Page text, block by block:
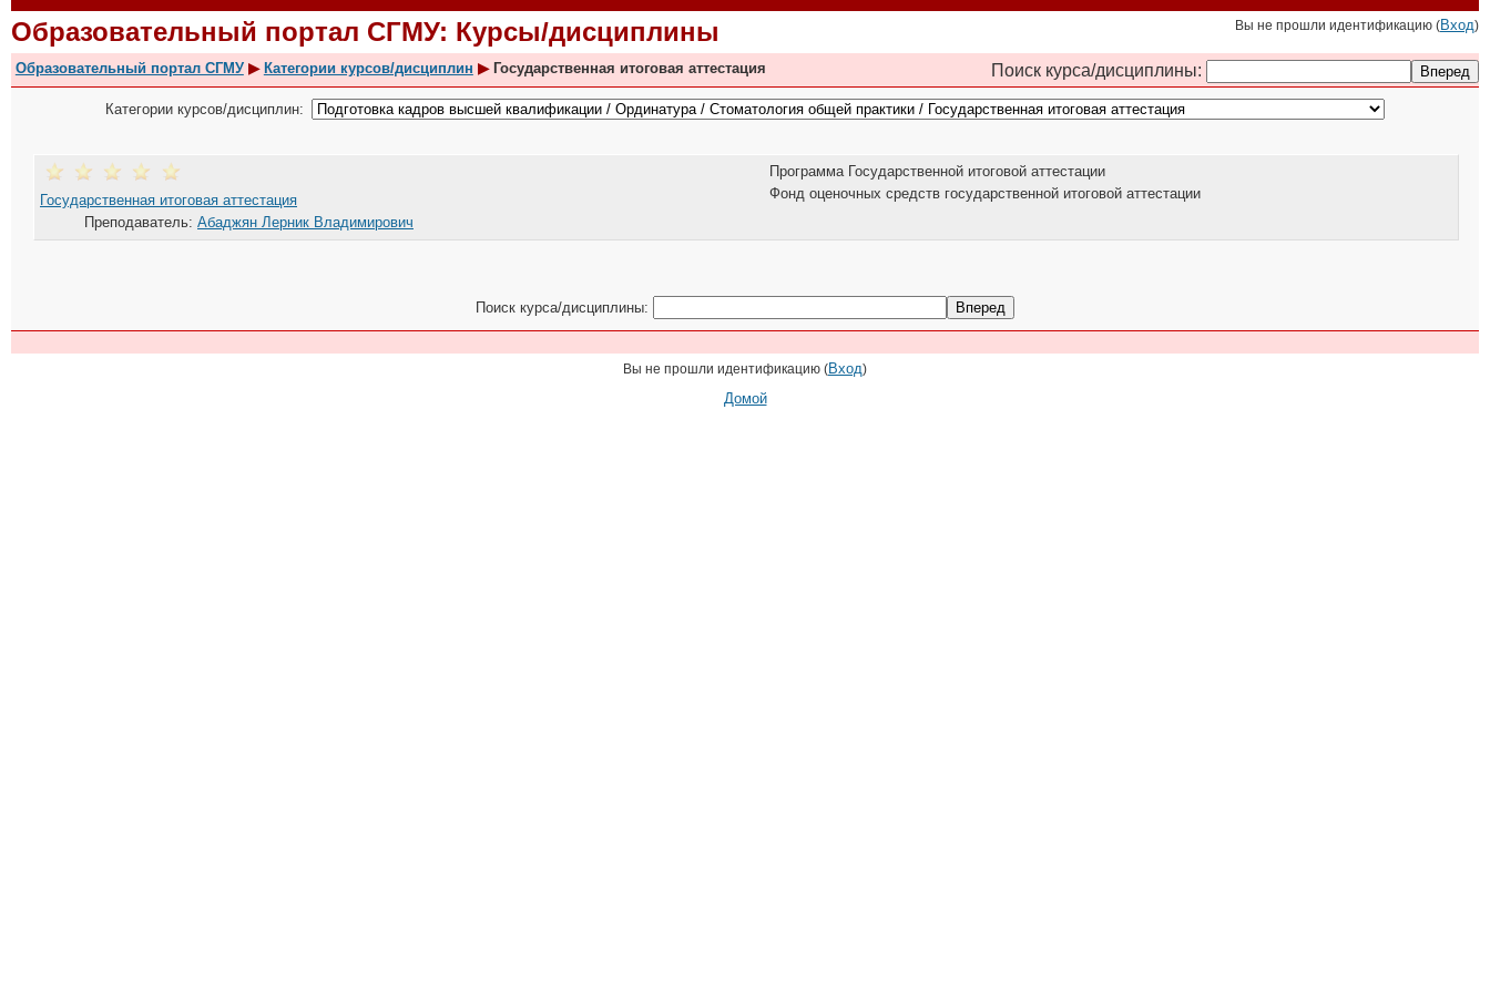
Образовательный портал СГМУ: Курсы/дисциплины Вы не прошли идентификацию (Вход)
Образовательный портал СГМУ ▶ Категории курсов/дисциплин ▶Государственная итоговая аттестация Поиск курса/дисциплины:
Категории курсов/дисциплин:
Государственная итоговая аттестация
Преподаватель: Абаджян Лерник Владимирович
Программа Государственной итоговой аттестации
Фонд оценочных средств государственной итоговой аттестации
Поиск курса/дисциплины:
Вы не прошли идентификацию (Вход)
Домой